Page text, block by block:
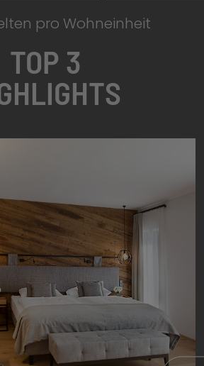
pro Wohneinheit
TOP 3